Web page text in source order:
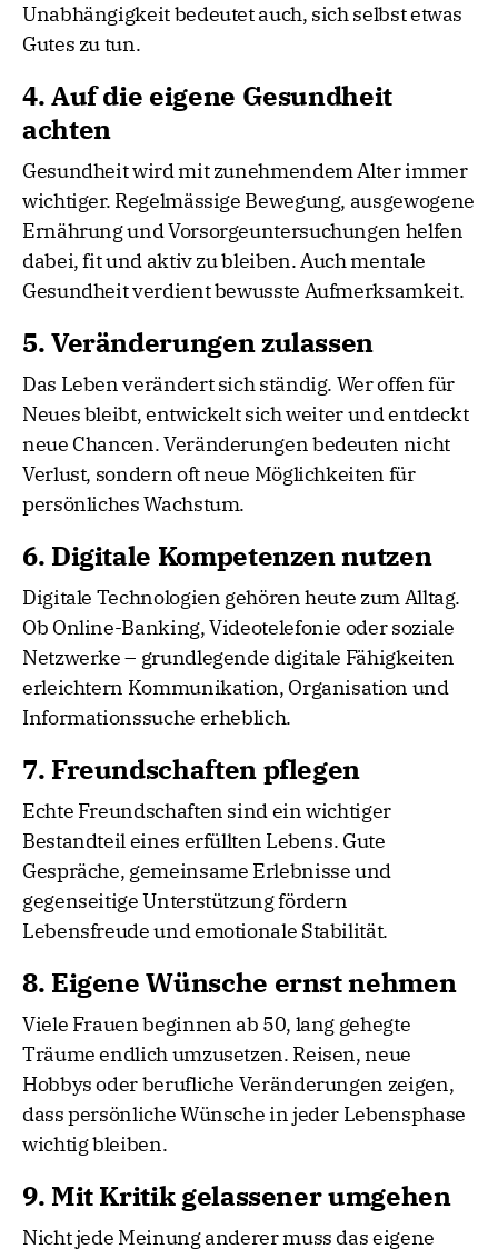
Unabhängigkeit bedeutet auch, sich selbst etwas
Gutes zu tun.
4. Auf die eigene Gesundheit
achten
Gesundheit wird mit zunehmendem Alter immer
wichtiger. Regelmässige Bewegung, ausgewogene
Ernährung und Vorsorgeuntersuchungen helfen
dabei, fit und aktiv zu bleiben. Auch mentale
Gesundheit verdient bewusste Aufmerksamkeit.
5. Veränderungen zulassen
Das Leben verändert sich ständig. Wer offen für
Neues bleibt, entwickelt sich weiter und entdeckt
neue Chancen. Veränderungen bedeuten nicht
Verlust, sondern oft neue Möglichkeiten für
persönliches Wachstum.
6. Digitale Kompetenzen nutzen
Digitale Technologien gehören heute zum Alltag.
Ob Online-Banking, Videotelefonie oder soziale
Netzwerke – grundlegende digitale Fähigkeiten
erleichtern Kommunikation, Organisation und
Informationssuche erheblich.
7. Freundschaften pflegen
Echte Freundschaften sind ein wichtiger
Bestandteil eines erfüllten Lebens. Gute
Gespräche, gemeinsame Erlebnisse und
gegenseitige Unterstützung fördern
Lebensfreude und emotionale Stabilität.
8. Eigene Wünsche ernst nehmen
Viele Frauen beginnen ab 50, lang gehegte
Träume endlich umzusetzen. Reisen, neue
Hobbys oder berufliche Veränderungen zeigen,
dass persönliche Wünsche in jeder Lebensphase
wichtig bleiben.
9. Mit Kritik gelassener umgehen
Nicht jede Meinung anderer muss das eigene